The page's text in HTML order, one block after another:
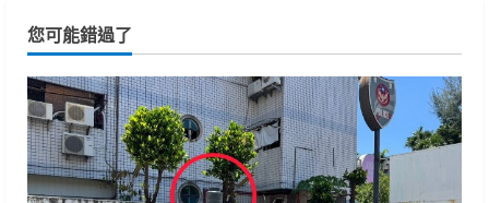
您可能錯過了